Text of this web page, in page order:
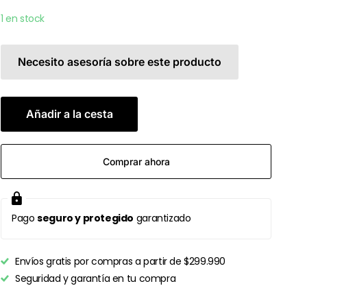
1 en stock
Necesito asesoría sobre este producto
Añadir a la cesta
Comprar ahora
Pagoseguro y protegido garantizado
Envíos gratis por compras a partir de $299.990
Seguridad y garantía en tu compra